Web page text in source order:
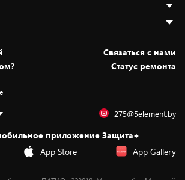
данных
Cвязаться с нами
Статус ремонта
275@5element.by
приложение Защита+
App Store App Gallery